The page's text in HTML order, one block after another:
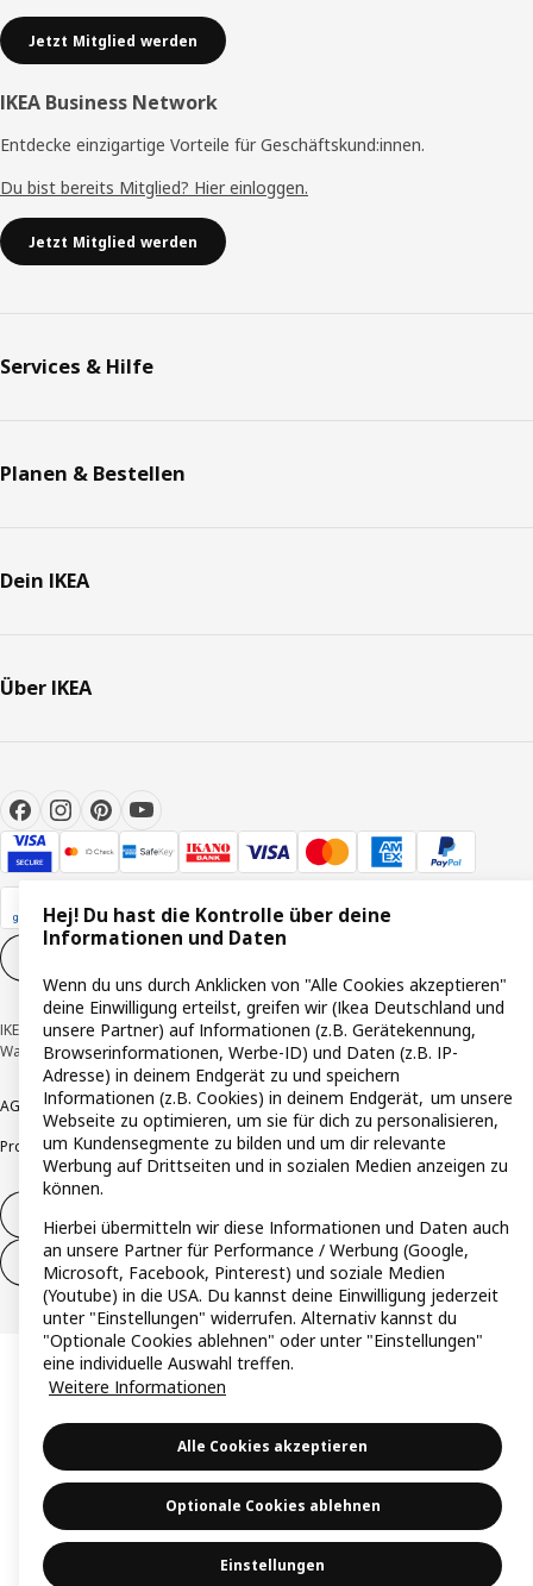
Jetzt Mitglied werden
IKEA Business Network
Entdecke einzigartige Vorteile für Geschäftskund:innen.
Du bist bereits Mitglied? Hier einloggen.
Jetzt Mitglied werden
Services & Hilfe
Planen & Bestellen
Dein IKEA
Über IKEA
IKEA Deutschland GmbH & Co. KG - Am Wandersmann 2-4, 65719 Hofheim-
Wallau © Inter IKEA Systems B.V. 1999-2026
AGB BarrierefreiheitCookie-RichtlinieDatenschutzerklärungImpressum
ProduktrückrufeResponsible DisclosureVertrauensstelle
Vertrag widerrufen (Services & Leistungen)
Hej! Du hast die Kontrolle über deine
Informationen und Daten
Wenn du uns durch Anklicken von "Alle Cookies akzeptieren"
deine Einwilligung erteilst, greifen wir (Ikea Deutschland und
unsere Partner) auf Informationen (z.B. Gerätekennung,
Browserinformationen, Werbe-ID) und Daten (z.B. IP-
Adresse) in deinem Endgerät zu und speichern
Informationen (z.B. Cookies) in deinem Endgerät, um unsere
Webseite zu optimieren, um sie für dich zu personalisieren,
um Kundensegmente zu bilden und um dir relevante
Werbung auf Drittseiten und in sozialen Medien anzeigen zu
können.
Hierbei übermitteln wir diese Informationen und Daten auch
an unsere Partner für Performance / Werbung (Google,
Microsoft, Facebook, Pinterest) und soziale Medien
(Youtube) in die USA. Du kannst deine Einwilligung jederzeit
unter "Einstellungen" widerrufen. Alternativ kannst du
"Optionale Cookies ablehnen" oder unter "Einstellungen"
eine individuelle Auswahl treffen.
Weitere Informationen
Alle Cookies akzeptieren
Optionale Cookies ablehnen
Einstellungen